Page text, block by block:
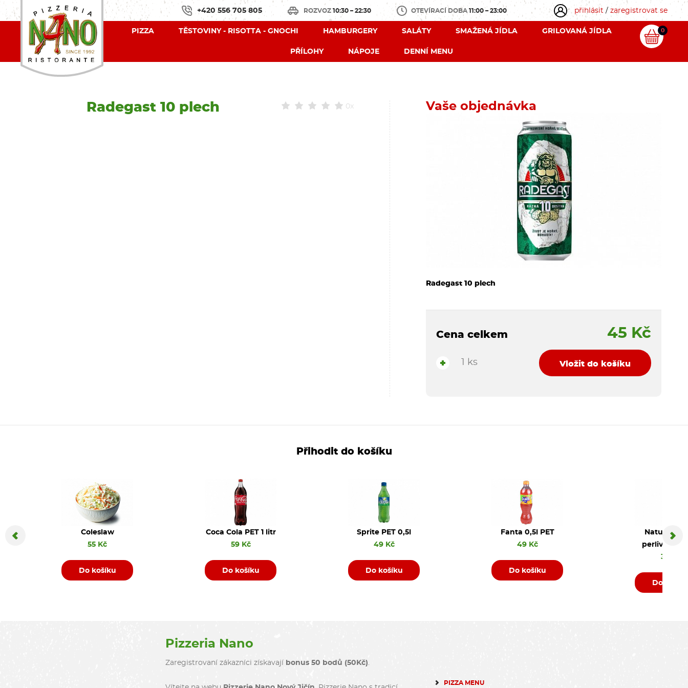
+420 556 705 805 ROZVOZ 10:30 – 22:30 OTEVÍRACÍ DOBA 11:00 – 23:00 přihlásit / zaregistrovat se
PIZZA TĚSTOVINY - RISOTTA - GNOCHI HAMBURGERY SALÁTY SMAŽENÁ JÍDLA GRILOVANÁ JÍDLA
PŘÍLOHY NÁPOJE DENNÍ MENU
0
0x
Radegast 10 plech Vaše objednávka
Radegast 10 plech
Cena celkem 45 Kč
+ 1 ks Vložit do košíku
Přihodit do košíku
Coleslaw
55 Kč
Do košíku
Coca Cola PET 1 litr
59 Kč
Do košíku
Sprite PET 0,5l
49 Kč
Do košíku
Fanta 0,5l PET
49 Kč
Do košíku
Natura
perlivá PET
35 Kč
Do
Pizzeria Nano
Zaregistrovaní zákazníci získavají bonus 50 bodů (50Kč)
PIZZA MENU